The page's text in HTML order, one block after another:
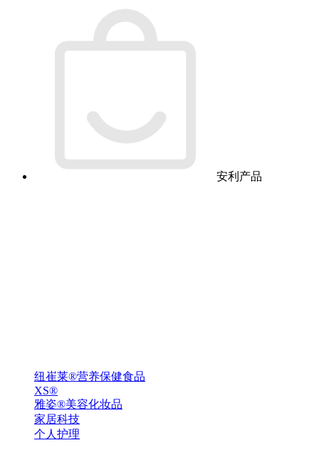
安利产品
纽崔莱®营养保健食品
XS®
雅姿®美容化妆品
家居科技
个人护理